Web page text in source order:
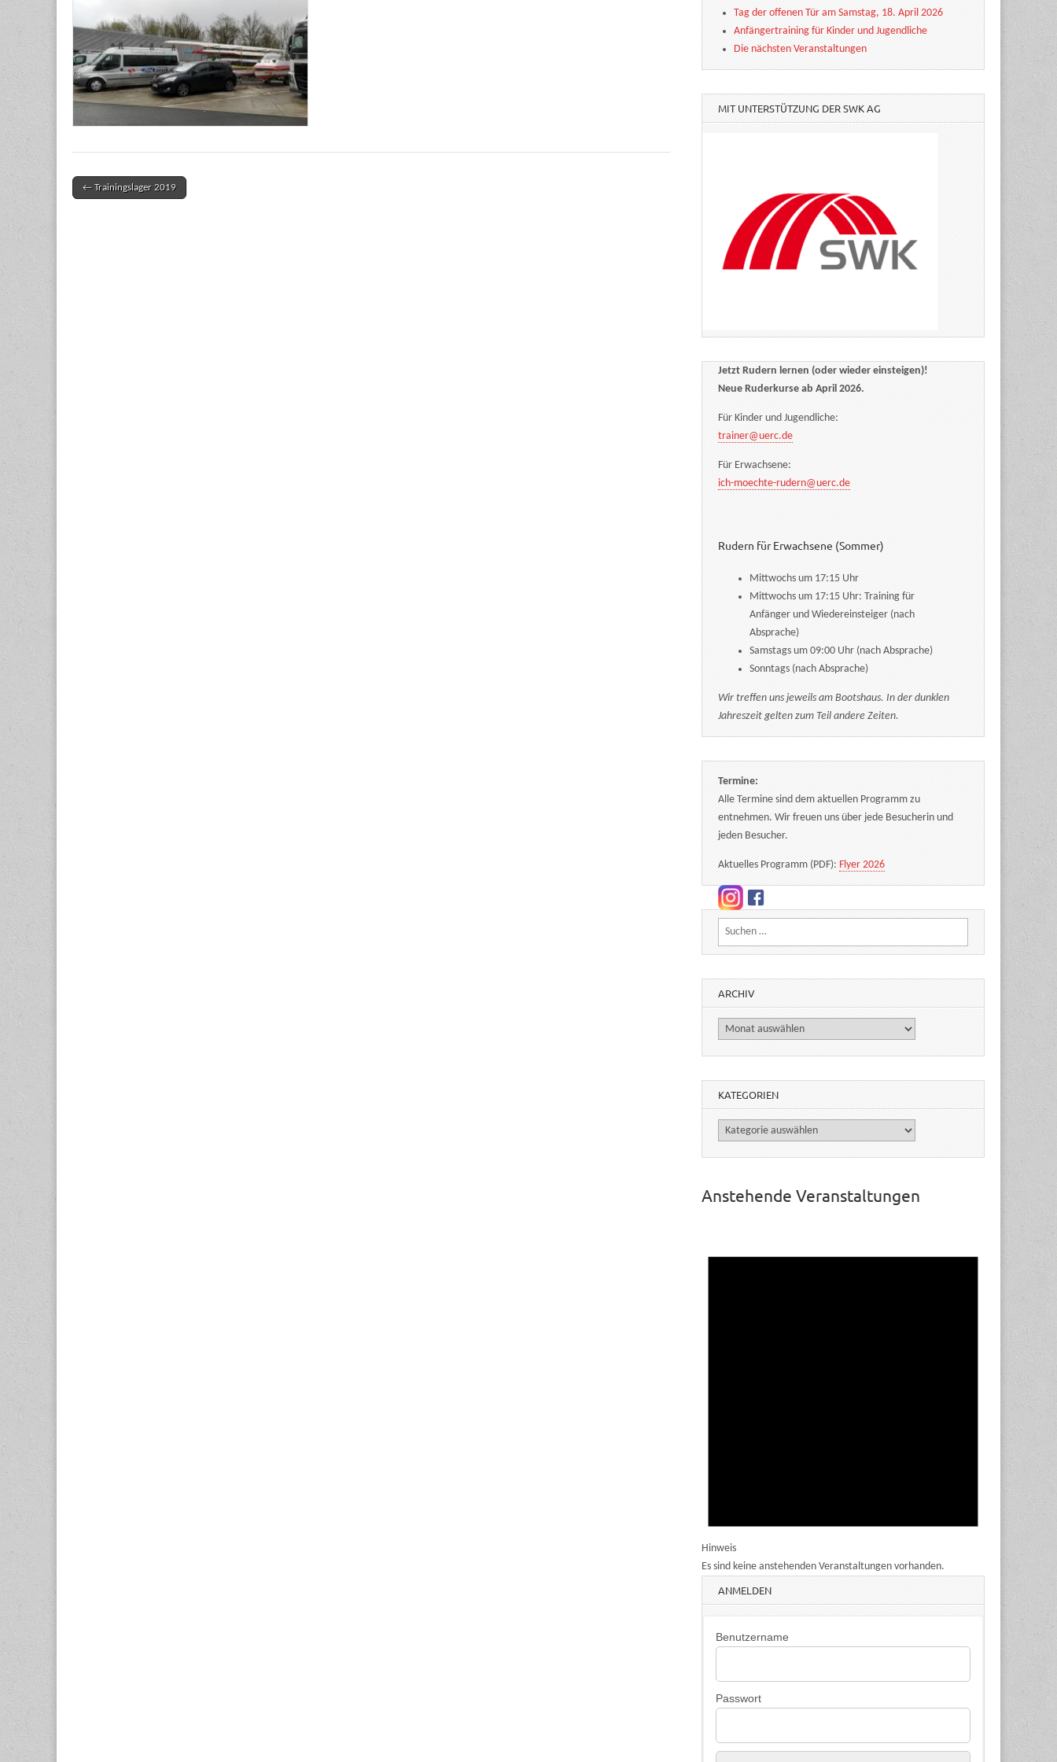
Post navigation
← Trainingslager 2019
Tag der offenen Tür am Samstag, 18. April 2026
Anfängertraining für Kinder und Jugendliche
Die nächsten Veranstaltungen
MIT UNTERSTÜTZUNG DER SWK AG
Jetzt Rudern lernen (oder wieder einsteigen)!
Neue Ruderkurse ab April 2026.
Für Kinder und Jugendliche:
trainer@uerc.de
Für Erwachsene:
ich-moechte-rudern@uerc.de
Rudern für Erwachsene (Sommer)
Mittwochs um 17:15 Uhr
Mittwochs um 17:15 Uhr: Training für
Anfänger und Wiedereinsteiger (nach
Absprache)
Samstags um 09:00 Uhr (nach Absprache)
Sonntags (nach Absprache)
Wir treffen uns jeweils am Bootshaus. In der dunklen
Jahreszeit gelten zum Teil andere Zeiten.
Termine:
Alle Termine sind dem aktuellen Programm zu
entnehmen. Wir freuen uns über jede Besucherin und
jeden Besucher.
Aktuelles Programm (PDF):Flyer 2026
Suchen nach:
ARCHIV
Archiv
KATEGORIEN
Kategorien
Anstehende Veranstaltungen
Hinweis
Es sind keine anstehenden Veranstaltungen vorhanden.
ANMELDEN
Benutzername
Passwort